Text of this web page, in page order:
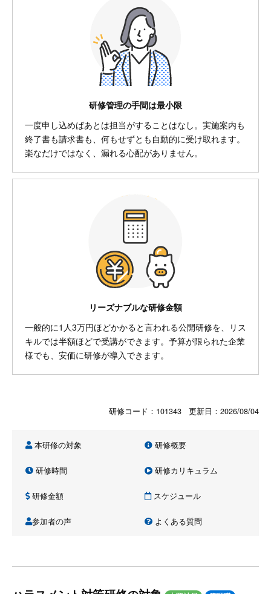
研修管理の手間は最小限
一度申し込めばあとは担当がすることはなし。実施案内も
終了書も請求書も、何もせずとも自動的に受け取れます。
楽なだけではなく、漏れる心配がありません。
リーズナブルな研修金額
一般的に1人3万円ほどかかると言われる公開研修を、リス
キルでは半額ほどで受講ができます。予算が限られた企業
様でも、安価に研修が導入できます。
研修コード：101343 更新日： 2026/08/04
本研修の対象 研修概要
研修時間 研修カリキュラム
研修金額 スケジュール
参加者の声 よくある質問